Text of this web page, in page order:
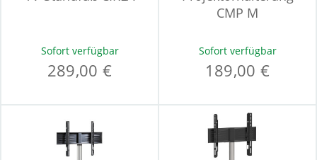
Sofort verfügbar
289,00 €
CMP M
Sofort verfügbar
189,00 €